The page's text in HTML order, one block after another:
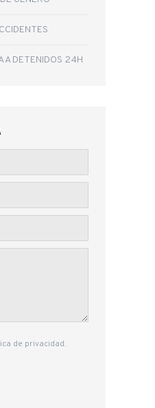
A DETENIDOS 24H
de privacidad.